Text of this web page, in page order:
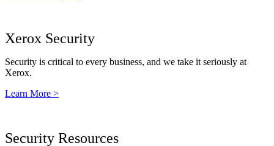
Xerox Security
Security is critical to every business, and we take it seriously at
Xerox.
Learn More >
Security Resources